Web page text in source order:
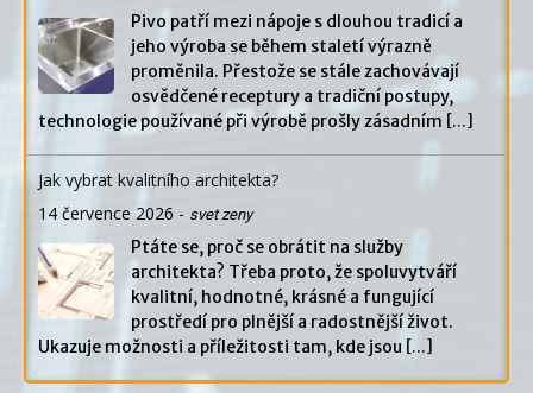
Pivo patří mezi nápoje s dlouhou tradicí a
jeho výroba se během staletí výrazně
proměnila. Přestože se stále zachovávají
osvědčené receptury a tradiční postupy,
technologie používané při výrobě prošly zásadním [...]
Jak vybrat kvalitního architekta?
14 července 2026 - svet zeny
Ptáte se, proč se obrátit na služby
architekta? Třeba proto, že spoluvytváří
kvalitní, hodnotné, krásné a fungující
prostředí pro plnější a radostnější život.
Ukazuje možnosti a příležitosti tam, kde jsou [...]